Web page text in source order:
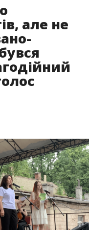
але не